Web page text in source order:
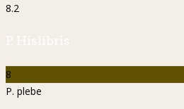
8.2
P. Hislibris
8
P. plebe